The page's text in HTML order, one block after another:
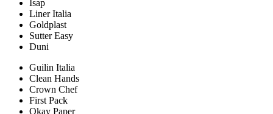
Isap
Liner Italia
Goldplast
Sutter Easy
Duni
Guilin Italia
Clean Hands
Crown Chef
First Pack
Okay Paper